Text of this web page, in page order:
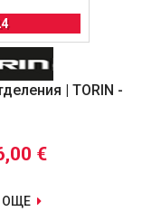
| TORIN -
€
ОЩЕ